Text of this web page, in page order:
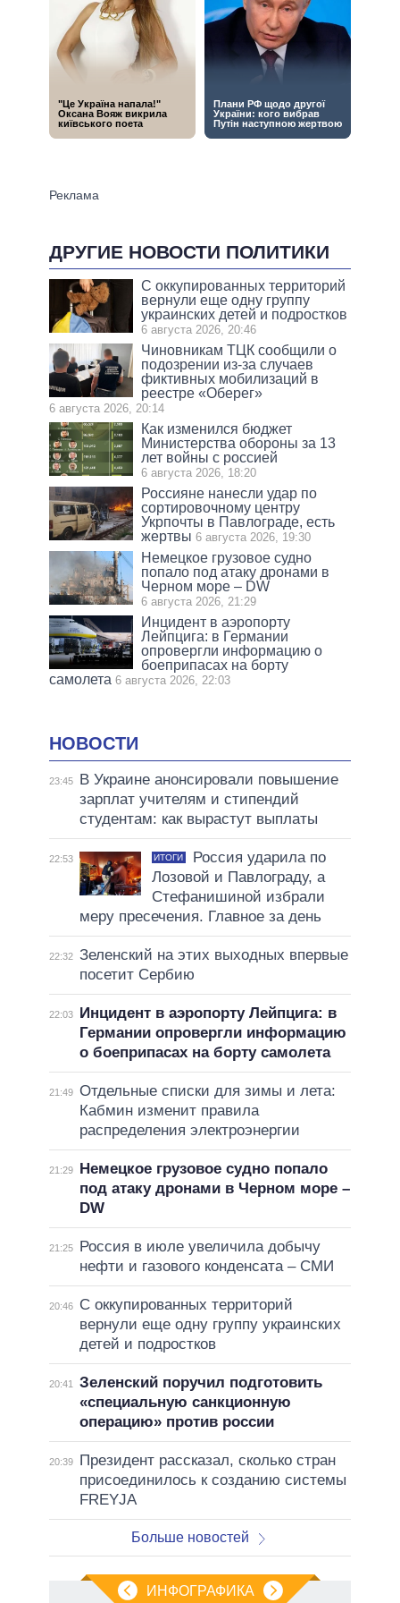
ДРУГИЕ НОВОСТИ ПОЛИТИКИ
С оккупированных территорий
вернули еще одну группу
украинских детей и подростков
6 августа 2026, 20:46
Чиновникам ТЦК сообщили о
подозрении из-за случаев
фиктивных мобилизаций в
реестре «Оберег»
6 августа 2026, 20:14
Как изменился бюджет
Министерства обороны за 13
лет войны с россией
6 августа 2026, 18:20
Россияне нанесли удар по
сортировочному центру
Укрпочты в Павлограде, есть
жертвы 6 августа 2026, 19:30
Немецкое грузовое судно
попало под атаку дронами в
Черном море – DW
6 августа 2026, 21:29
Инцидент в аэропорту
Лейпцига: в Германии
опровергли информацию о
боеприпасах на борту
самолета 6 августа 2026, 22:03
НОВОСТИ
23:45
В Украине анонсировали повышение
зарплат учителям и стипендий
студентам: как вырастут выплаты
22:53 ИТОГИ
Россия ударила по
Лозовой и Павлограду, а
Стефанишиной избрали
меру пресечения. Главное за день
22:32 Зеленский на этих выходных впервые
посетит Сербию
22:03
Инцидент в аэропорту Лейпцига: в
Германии опровергли информацию
о боеприпасах на борту самолета
21:49 Отдельные списки для зимы и лета:
Кабмин изменит правила
распределения электроэнергии
21:29
Немецкое грузовое судно попало
под атаку дронами в Черном море –
DW
21:25
Россия в июле увеличила добычу
нефти и газового конденсата – СМИ
20:46
С оккупированных территорий
вернули еще одну группу украинских
детей и подростков
20:41 Зеленский поручил подготовить
«специальную санкционную
операцию» против россии
20:39
Президент рассказал, сколько стран
присоединилось к созданию системы
FREYJA
Больше новостей
ИНФОГРАФИКА